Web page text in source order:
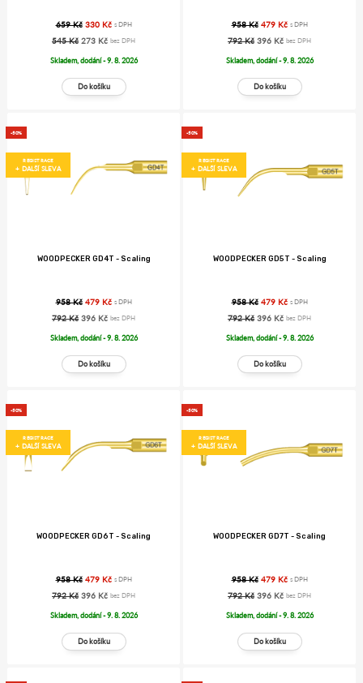
659 Kč 330 Kč s DPH
545 Kč 273 Kč bez DPH
Skladem, dodání - 9. 8. 2026
958 Kč 479 Kč s DPH
792 Kč 396 Kč bez DPH
Skladem, dodání - 9. 8. 2026
-50%
REGISTRACE
+ DALŠÍ SLEVA
WOODPECKER GD4T - Scaling
958 Kč 479 Kč s DPH
792 Kč 396 Kč bez DPH
Skladem, dodání - 9. 8. 2026
-50%
REGISTRACE
+ DALŠÍ SLEVA
WOODPECKER GD5T - Scaling
958 Kč 479 Kč s DPH
792 Kč 396 Kč bez DPH
Skladem, dodání - 9. 8. 2026
-50%
REGISTRACE
+ DALŠÍ SLEVA
WOODPECKER GD6T - Scaling
958 Kč 479 Kč s DPH
792 Kč 396 Kč bez DPH
Skladem, dodání - 9. 8. 2026
-50%
REGISTRACE
+ DALŠÍ SLEVA
WOODPECKER GD7T - Scaling
958 Kč 479 Kč s DPH
792 Kč 396 Kč bez DPH
Skladem, dodání - 9. 8. 2026